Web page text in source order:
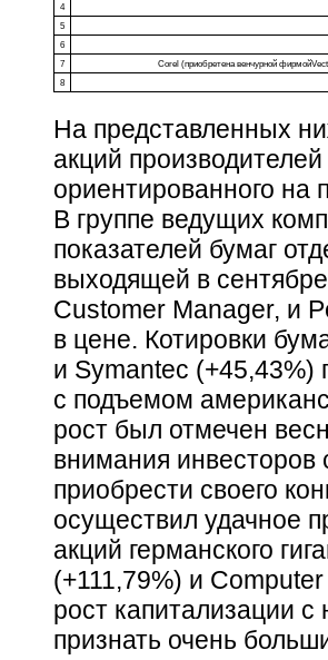
4
5
6
7
Corel (приобретена венчурной
8
На представленных
акций
ориентированного
В группе ведущих
показателей бумаг
выходящей в
Customer Manager, и
в цене. Котировки
и Symantec (+45,43%)
с подъемом
рост был отмечен
внимания инвесторов
приобрести своего
осуществил удачное
акций германского
(+111,79%) и
рост капитализации
признать очень